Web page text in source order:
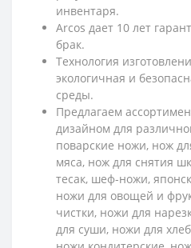
инвентаря.
Arcos дает 10 лет
брак.
Технология
экологичная и
среды.
Предлагаем
дизайном для
поварские ножи, нож
мяса, нож для снятия
тесак, шеф-ножи,
ножи для овощей и
чистки, ножи для
для суши, ножи для